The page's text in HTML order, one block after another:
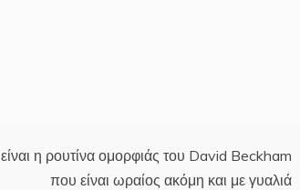
η ρουτίνα ομορφιάς του David Beckham
που είναι ωραίος ακόμη και με γυαλιά